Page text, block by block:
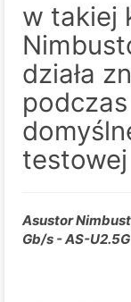
w takiej
działa
testowej
Asustor
Gb/s - AS-U2.5G